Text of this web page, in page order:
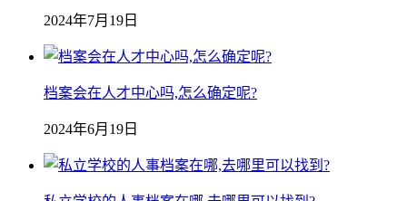
2024年7月19日
档案会在人才中心吗,怎么确定呢?
2024年6月19日